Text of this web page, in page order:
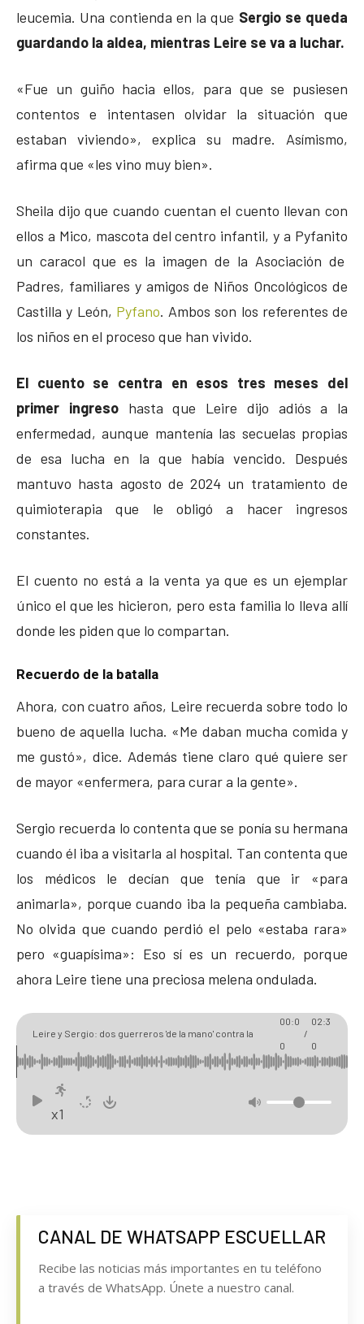
leucemia. Una contienda en la que Sergio se queda
guardando la aldea, mientras Leire se va a luchar.
«Fue un guiño hacia ellos, para que se pusiesen
contentos e intentasen olvidar la situación que
estaban viviendo», explica su madre. Asímismo,
afirma que «les vino muy bien».
Sheila dijo que cuando cuentan el cuento llevan con
ellos a Mico, mascota del centro infantil, y a Pyfanito
un caracol que es la imagen de la Asociación de
Padres, familiares y amigos de Niños Oncológicos de
Castilla y León, Pyfano. Ambos son los referentes de
los niños en el proceso que han vivido.
El cuento se centra en esos tres meses del
primer ingresohasta que Leire dijo adiós a la
enfermedad, aunque mantenía las secuelas propias
de esa lucha en la que había vencido. Después
mantuvo hasta agosto de 2024 un tratamiento de
quimioterapia que le obligó a hacer ingresos
constantes.
El cuento no está a la venta ya que es un ejemplar
único el que les hicieron, pero esta familia lo lleva allí
donde les piden que lo compartan.
Recuerdo de la batalla
Ahora, con cuatro años, Leire recuerda sobre todo lo
bueno de aquella lucha. «Me daban mucha comida y
me gustó», dice. Además tiene claro qué quiere ser
de mayor «enfermera, para curar a la gente».
Sergio recuerda lo contenta que se ponía su hermana
cuando él iba a visitarla al hospital. Tan contenta que
los médicos le decían que tenía que ir «para
animarla», porque cuando iba la pequeña cambiaba.
No olvida que cuando perdió el pelo «estaba rara»
pero «guapísima»: Eso sí es un recuerdo, porque
ahora Leire tiene una preciosa melena ondulada.
Leire y Sergio: dos guerreros 'de la mano' contra la
leucemia infantil
00:0
0
/
02:3
0
x1
CANAL DE WHATSAPP ESCUELLAR
Recibe las noticias más importantes en tu teléfono
a través de WhatsApp. Únete a nuestro canal.